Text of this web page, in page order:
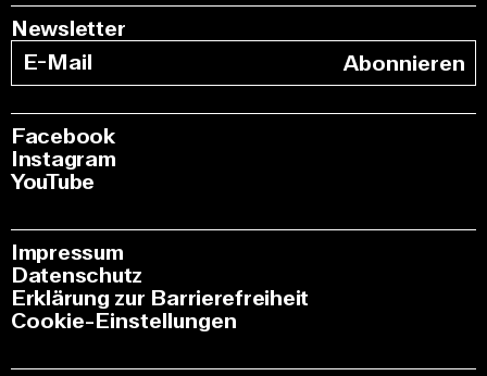
Newsletter
Abonnieren
Facebook
Instagram
YouTube
Impressum
Datenschutz
Erklärung zur Barrierefreiheit
Cookie-Einstellungen